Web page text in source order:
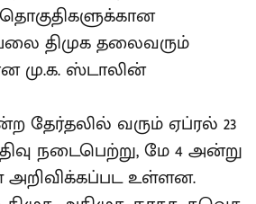
தொகுதிகளுக்கான
திமுக தலைவரும்
மு.க. ஸ்டாலின்
தேர்தலில் வரும் ஏப்ரல் 23
நடைபெற்று, மே 4 அன்று
அறிவிக்கப்பட உள்ளன.